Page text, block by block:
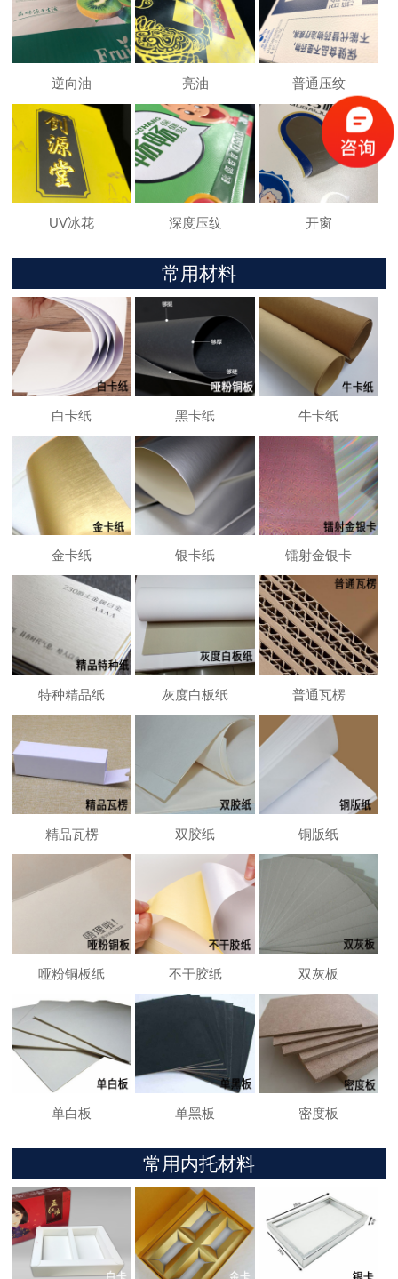
逆向油 亮油 普通压纹
UV冰花 深度压纹 开窗
常用材料
白卡纸 黑卡纸 牛卡纸
金卡纸 银卡纸 镭射金银卡
特种精品纸 灰度白板纸 普通瓦楞
精品瓦楞 双胶纸 铜版纸
哑粉铜板纸 不干胶纸 双灰板
单白板 单黑板 密度板
常用内托材料